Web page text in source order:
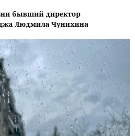
бывший директор
Людмила Чунихина